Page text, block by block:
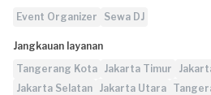
Event Organizer
Sewa DJ
Jangkauan layanan
Tangerang Kota Jakarta Timur
Jakarta Selatan Jakarta Utara